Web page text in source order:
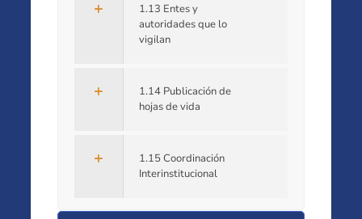
1.13 Entes y
autoridades que lo
vigilan
1.14 Publicación de
hojas de vida
1.15 Coordinación
Interinstitucional